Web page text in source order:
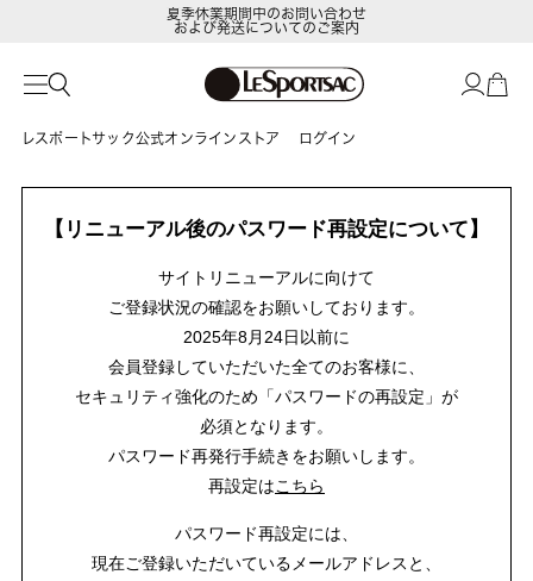
夏季休業期間中のお問い合わせ
および発送についてのご案内
レスポートサック公式オンラインストア ログイン
【リニューアル後のパスワード再設定について】
サイトリニューアルに向けて
ご登録状況の確認をお願いしております。
2025年8月24日以前に
会員登録していただいた全てのお客様に、
セキュリティ強化のため「パスワードの再設定」が
必須となります。
パスワード再発行手続きをお願いします。
再設定はこちら
パスワード再設定には、
現在ご登録いただいているメールアドレスと、